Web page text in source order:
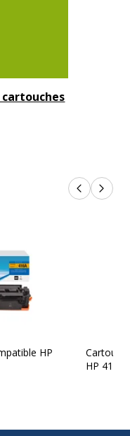
Produits
HP
HP 410A